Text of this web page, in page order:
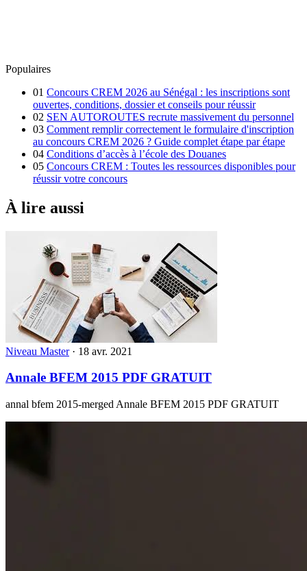
Populaires
01 Concours CREM 2026 au Sénégal : les inscriptions sont
ouvertes, conditions, dossier et conseils pour réussir
02 SEN AUTOROUTES recrute massivement du personnel
03 Comment remplir correctement le formulaire d'inscription
au concours CREM 2026 ? Guide complet étape par étape
04 Conditions d’accès à l’école des Douanes
05 Concours CREM : Toutes les ressources disponibles pour
réussir votre concours
À lire aussi
Niveau Master · 18 avr. 2021
Annale BFEM 2015 PDF GRATUIT
annal bfem 2015-merged Annale BFEM 2015 PDF GRATUIT